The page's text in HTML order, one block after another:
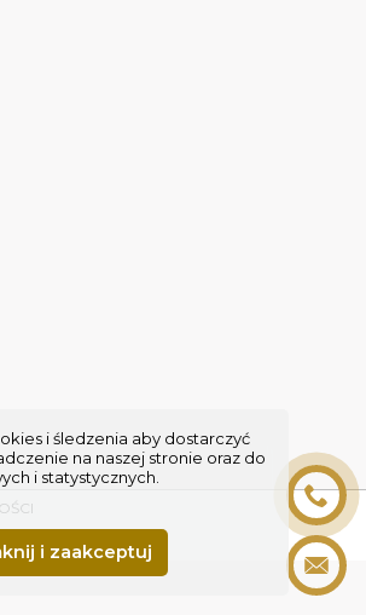
i śledzenia aby dostarczyć
na naszej stronie oraz do
i statystycznych.
i zaakceptuj
WWW SEE-ME